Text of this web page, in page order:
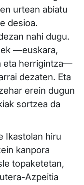
urtean abiatu
desioa.
nahi dugu.
—euskara,
eta herrigintza—
dezaten. Eta
erein dugun
sortzea da
Ikastolan hiru
kanpora
topaketetan,
Azpeitia